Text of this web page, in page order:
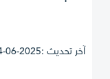
آخر تحديث :2025-06-24